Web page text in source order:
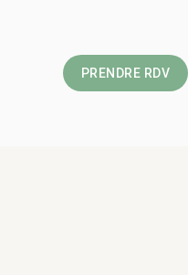
PRENDRE RDV